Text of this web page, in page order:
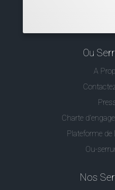
Ou
A
Charte
Plateforme de
Ou-
Nos